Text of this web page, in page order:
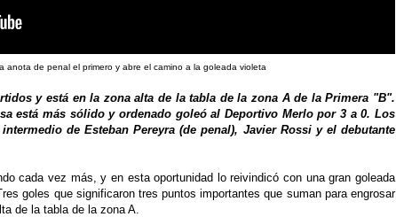
anota de penal el primero y abre el camino a la goleada violeta
y está en la zona alta de la tabla de la zona A de la Primera "B".
está más sólido y ordenado goleó al Deportivo Merlo por 3 a 0. Los
de Esteban Pereyra (de penal), Javier Rossi y el debutante
cada vez más, y en esta oportunidad lo reivindicó con una gran goleada
goles que significaron tres puntos importantes que suman para engrosar
de la tabla de la zona A.